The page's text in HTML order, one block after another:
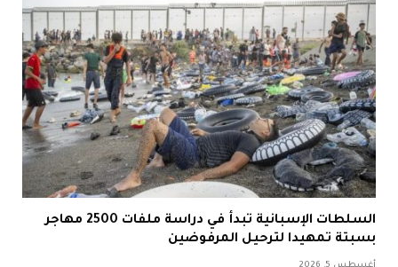
السلطات الإسبانية تبدأ في دراسة ملفات 2500 مهاجر
بسبتة تمهيدا لترحيل المرفوضين